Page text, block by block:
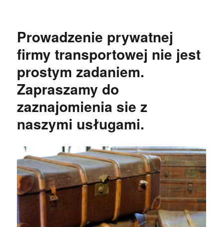
Prowadzenie prywatnej
firmy transportowej nie jest
prostym zadaniem.
Zapraszamy do
zaznajomienia sie z
naszymi usługami.